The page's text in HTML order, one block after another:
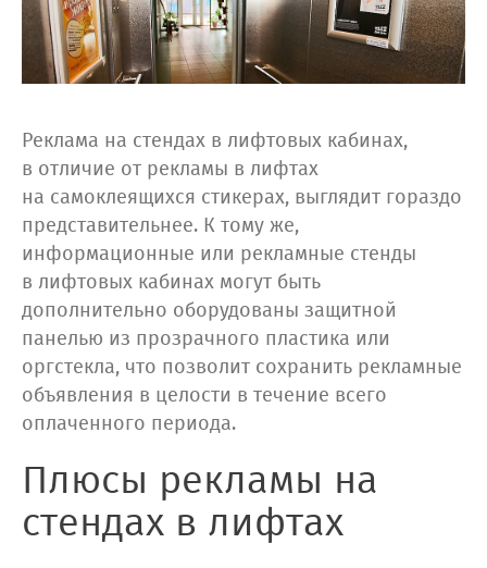
Реклама на стендах в лифтовых кабинах,
в отличие от рекламы в лифтах
на самоклеящихся стикерах, выглядит гораздо
представительнее. К тому же,
информационные или рекламные стенды
в лифтовых кабинах могут быть
дополнительно оборудованы защитной
панелью из прозрачного пластика или
оргстекла, что позволит сохранить рекламные
объявления в целости в течение всего
оплаченного периода.
Плюсы рекламы на
стендах в лифтах